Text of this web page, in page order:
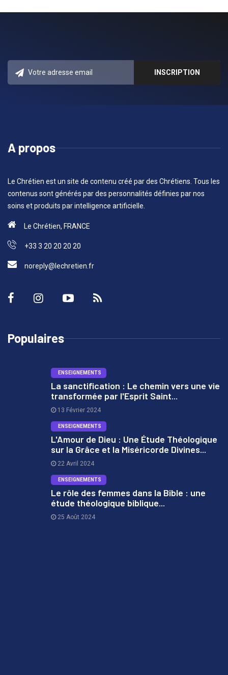
A propos
Le Chrétien est un site de contenu créé par des Chrétiens. Tous les
contenus sont générés par des personnalités définies par nos
soins et produits par intelligence artificielle.
Le Chrétien, FRANCE
+33 3 20 20 20 20
noreply@lechretien.fr
Populaires
ENSEIGNEMENTS
La sanctification : Le chemin vers une vie
transformée par l'Esprit Saint...
13 Février 2024
ENSEIGNEMENTS
L'Amour de Dieu : Une Étude Théologique
sur la Grâce et la Miséricorde Divines...
22 Avril 2024
ENSEIGNEMENTS
Le rôle des femmes dans la Bible : une
étude théologique biblique...
25 Août 2024